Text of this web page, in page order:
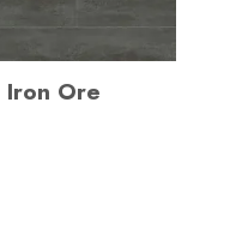
Iron Ore